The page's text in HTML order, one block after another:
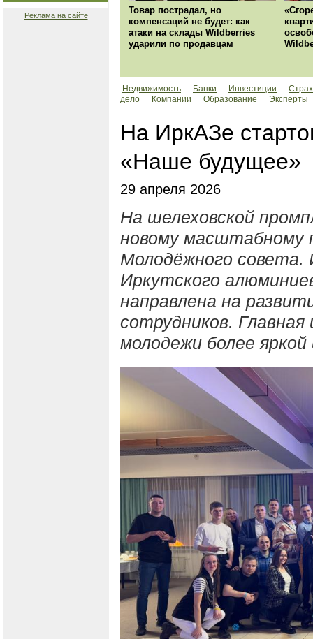
Реклама на сайте
Товар пострадал, но
компенсаций не будет: как
атаки на склады Wildberries
ударили по продавцам
Недвижимость Банки Инвестиции
дело
Компании Образование Эксперты
На ИркАЗе
«Наше будущее»
29 апреля 2026
На шелеховской
новому масштабному
Молодёжного совета.
Иркутского
направлена на
сотрудников.
молодежи более